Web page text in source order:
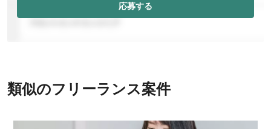
応募する
類似のフリーランス案件